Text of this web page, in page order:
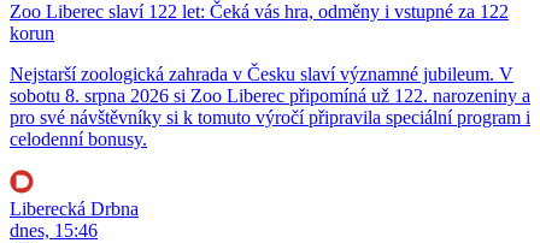
Zoo Liberec slaví 122 let: Čeká vás hra, odměny i vstupné za 122
korun
Nejstarší zoologická zahrada v Česku slaví významné jubileum. V
sobotu 8. srpna 2026 si Zoo Liberec připomíná už 122. narozeniny a
pro své návštěvníky si k tomuto výročí připravila speciální program i
celodenní bonusy.
Liberecká Drbna
dnes, 15:46